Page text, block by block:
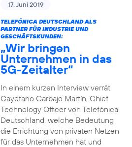
17. Juni 2019
TELEFÓNICA DEUTSCHLAND ALS
PARTNER FÜR INDUSTRIE UND
GESCHÄFTSKUNDEN:
„Wir bringen
Unternehmen in das
5G-Zeitalter“
In einem kurzen Interview verrät
Cayetano Carbajo Martín, Chief
Technology Officer von Telefónica
Deutschland, welche Bedeutung
die Errichtung von privaten Netzen
für das Unternehmen hat und